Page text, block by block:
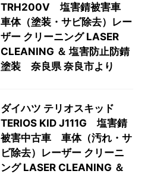
TRH200V 塩害錆被害車
車体（塗装・サビ除去）レー
ザー クリーニング LASER
CLEANING ＆ 塩害防止防錆
塗装 奈良県 奈良市より
ダイハツ テリオスキッド
TERIOS KID J111G 塩害錆
被害中古車 車体（汚れ・サ
ビ除去）レーザー クリーニ
ング LASER CLEANING ＆